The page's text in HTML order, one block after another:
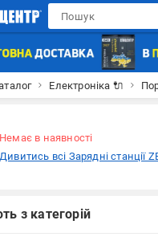
Електроніка 🔌
Немає в наявності
Дивитись всі Зарядні станції
з категорій